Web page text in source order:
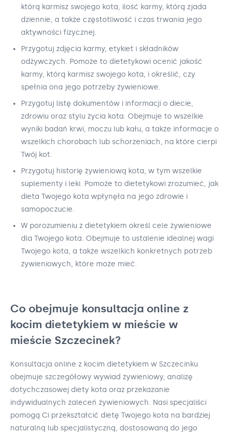
którą karmisz swojego kota, ilość karmy, którą zjada
dziennie, a także częstotliwość i czas trwania jego
aktywności fizycznej.
Przygotuj zdjęcia karmy, etykiet i składników
odżywczych. Pomoże to dietetykowi ocenić jakość
karmy, którą karmisz swojego kota, i określić, czy
spełnia ona jego potrzeby żywieniowe.
Przygotuj listę dokumentów i informacji o diecie,
zdrowiu oraz stylu życia kota. Obejmuje to wszelkie
wyniki badań krwi, moczu lub kału, a także informacje o
wszelkich chorobach lub schorzeniach, na które cierpi
Twój kot.
Przygotuj historię żywieniową kota, w tym wszelkie
suplementy i leki. Pomoże to dietetykowi zrozumieć, jak
dieta Twojego kota wpłynęła na jego zdrowie i
samopoczucie.
W porozumieniu z dietetykiem określ cele żywieniowe
dla Twojego kota. Obejmuje to ustalenie idealnej wagi
Twojego kota, a także wszelkich konkretnych potrzeb
żywieniowych, które może mieć.
Co obejmuje konsultacja online z
kocim dietetykiem w mieście w
mieście Szczecinek?
Konsultacja online z kocim dietetykiem w Szczecinku
obejmuje szczegółowy wywiad żywieniowy, analizę
dotychczasowej diety kota oraz przekazanie
indywidualnych zaleceń żywieniowych. Nasi specjaliści
pomogą Ci przekształcić dietę Twojego kota na bardziej
naturalną lub specjalistyczną, dostosowaną do jego